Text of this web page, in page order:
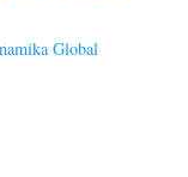
Global